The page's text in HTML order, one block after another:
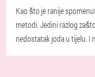
Kao što je ranije
metodi. Jedini razlog
nedostatak joda u tijelu. I